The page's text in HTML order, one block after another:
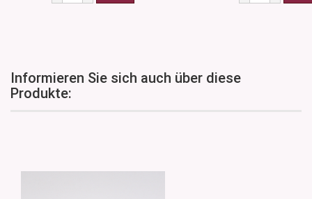
Informieren Sie sich auch über diese
Produkte: